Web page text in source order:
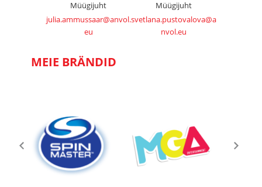
Müügijuht
julia.ammussaar@anvol.
eu
Müügijuht
svetlana.pustovalova@a
nvol.eu
MEIE BRÄNDID